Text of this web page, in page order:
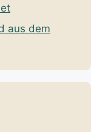
aus dem